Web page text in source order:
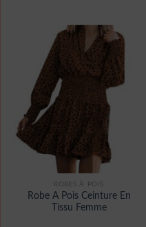
ROBES À POIS
Robe A Pois Ceinture En
Tissu Femme